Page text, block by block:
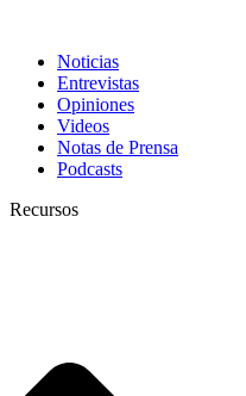
Noticias
Entrevistas
Opiniones
Videos
Notas de Prensa
Podcasts
Recursos